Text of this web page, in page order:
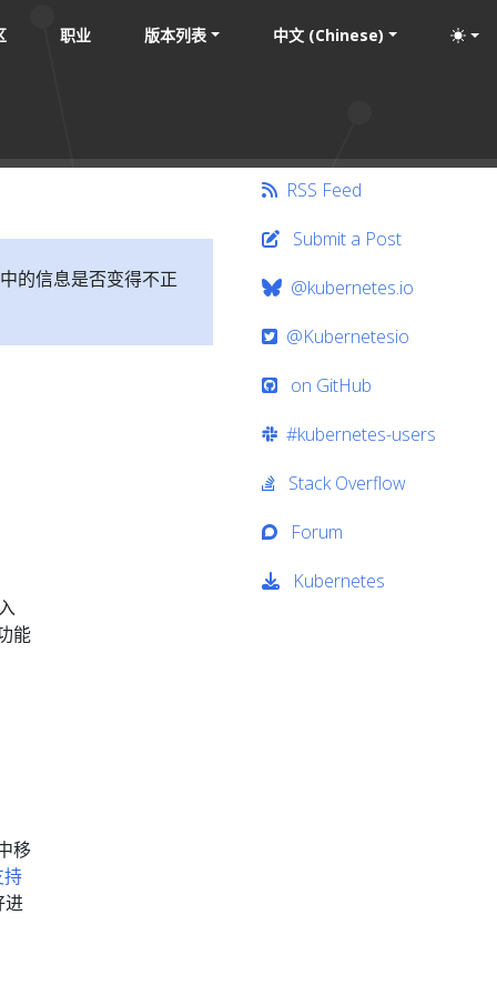
职业 版本列表 中文 (Chinese)
的信息是否变得不正
能
移
持
进
RSS Feed
Submit a Post
@kubernetes.io
@Kubernetesio
on GitHub
#kubernetes-users
Stack Overflow
Forum
Kubernetes